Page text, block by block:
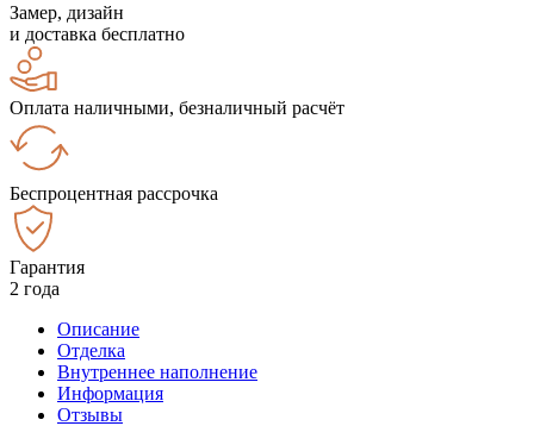
Замер, дизайн
и доставка бесплатно
Оплата наличными, безналичный расчёт
Беспроцентная рассрочка
Гарантия
2 года
Описание
Отделка
Внутреннее наполнение
Информация
Отзывы